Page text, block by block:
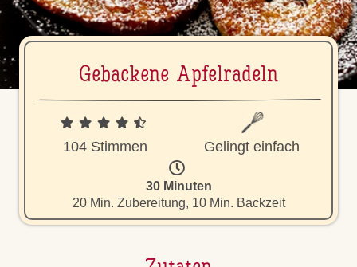
Gebackene Ap­fel­ra­deln
104 Stimmen Gelingt einfach
30 Minuten
20 Min. Zubereitung, 10 Min. Backzeit